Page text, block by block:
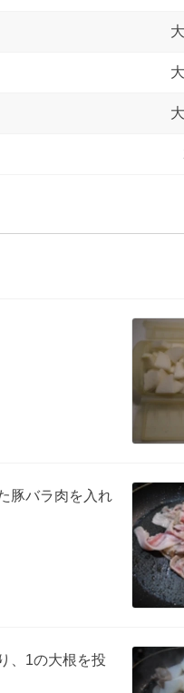
豚バラ肉を入れ
、1の大根を投